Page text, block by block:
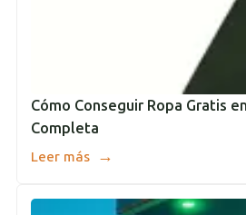
Cómo Conseguir Ropa Gratis
Completa
Leer más →